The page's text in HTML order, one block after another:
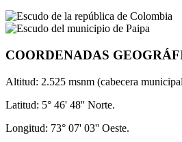
COORDENADAS
Altitud: 2.525 msnm (cabecera
Latitud: 5° 46' 48'' Norte.
Longitud: 73° 07' 03'' Oeste.